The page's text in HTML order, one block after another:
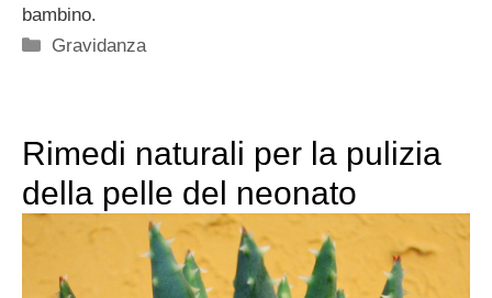
bambino.
Categorie
Gravidanza
Rimedi naturali per la pulizia
della pelle del neonato